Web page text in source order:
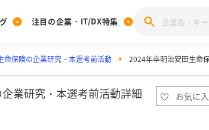
[27卒] 本選考体験記投稿キャンペーン
みんなのDX企業就職ブランド調査
注目の企業・IT/DX特集
命保険の企業研究・本選考前活動 2024年卒明治安田生命
業研究・本選考前活動詳細
お気に